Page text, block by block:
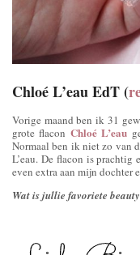
Chloé L’eau EdT (
Vorige maand ben ik 31
grote flacon Chloé L’eau
Normaal ben ik niet zo van
L’eau. De flacon is
even extra aan mijn dochter
Wat is jullie favoriete